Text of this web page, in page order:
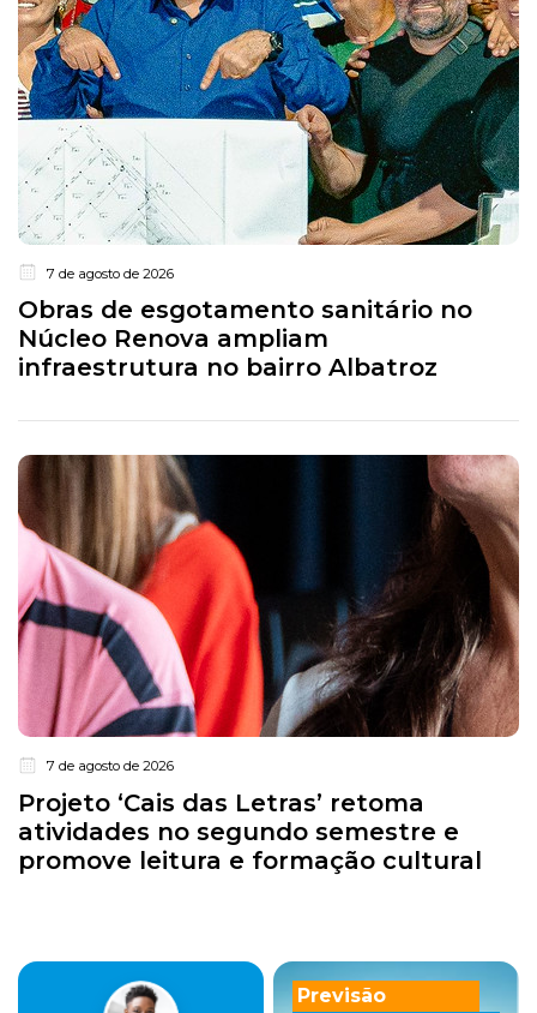
7 de agosto de 2026
Obras de esgotamento sanitário no
Núcleo Renova ampliam
infraestrutura no bairro Albatroz
7 de agosto de 2026
Projeto ‘Cais das Letras’ retoma
atividades no segundo semestre e
promove leitura e formação cultural
Previsão